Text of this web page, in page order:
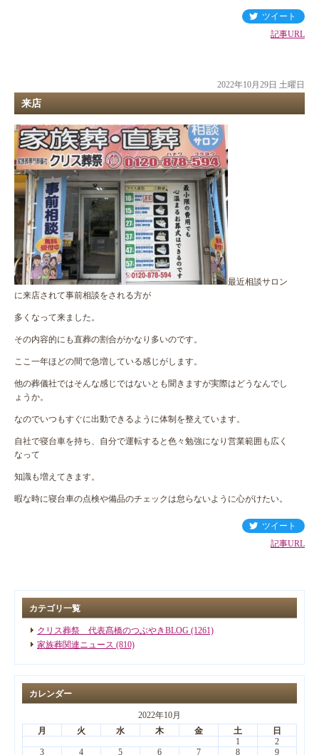
ツイート
記事URL
2022年10月29日 土曜日
来店
最近相談サロン
に来店されて事前相談をされる方が
多くなって来ました。
その内容的にも直葬の割合がかなり多いのです。
ここ一年ほどの間で急増している感じがします。
他の葬儀社ではそんな感じではないとも聞きますが実際はどうなんでし
ょうか。
なのでいつもすぐに出動できるように体制を整えています。
自社で寝台車を持ち、自分で運転すると色々勉強になり営業範囲も広く
なって
知識も増えてきます。
暇な時に寝台車の点検や備品のチェックは怠らないように心がけたい。
ツイート
記事URL
カテゴリ一覧
クリス葬祭 代表髙橋のつぶやきBLOG (1261)
家族葬関連ニュース (810)
カレンダー
2022年10月
月
火 水 木 金 土
日
1
2
3
4 5 6 7 8 9